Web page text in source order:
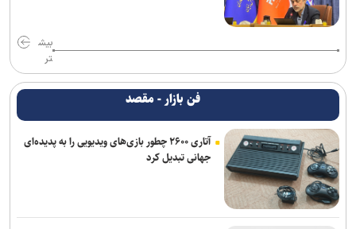
بیش
تر
فن بازار - مقصد
آتاری ۲۶۰۰ چطور بازی‌های ویدیویی را به پدیده‌ای
جهانی تبدیل کرد